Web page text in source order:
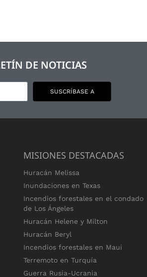
DE NOTICIAS
SUSCRÍBASE A
MISIONES DESTACADAS
Huracán Melissa
Inundaciones en Texas
Incendios forestales en el condado
de Los Ángeles
Huracán Helene y Milton
Huracán Beryl
Incendios forestales en Maui
Terremoto en Turquía
Guerra Rusia-Ucrania